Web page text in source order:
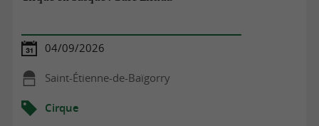
04/09/2026
Saint-Étienne-de-Baïgorry
Cirque